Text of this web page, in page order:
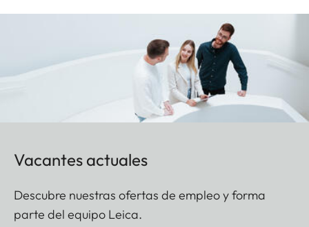
Vacantes actuales
Descubre nuestras ofertas de empleo y forma
parte del equipo Leica.